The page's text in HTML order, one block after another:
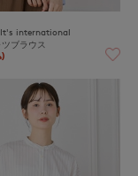
It's international
ブラウス
)